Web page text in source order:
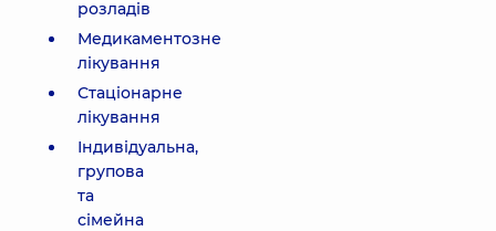
розладів
Медикаментозне
лікування
Стаціонарне
лікування
Індивідуальна,
групова
та
сімейна